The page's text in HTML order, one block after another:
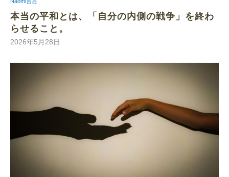
本当の平和とは、「自分の内側の戦争」を終わ
らせること。
2026年5月28日